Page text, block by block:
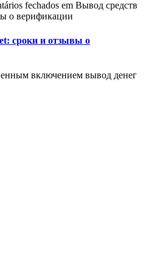
fechados em Вывод средств
о верификации
сроки и отзывы о
включением вывод денег